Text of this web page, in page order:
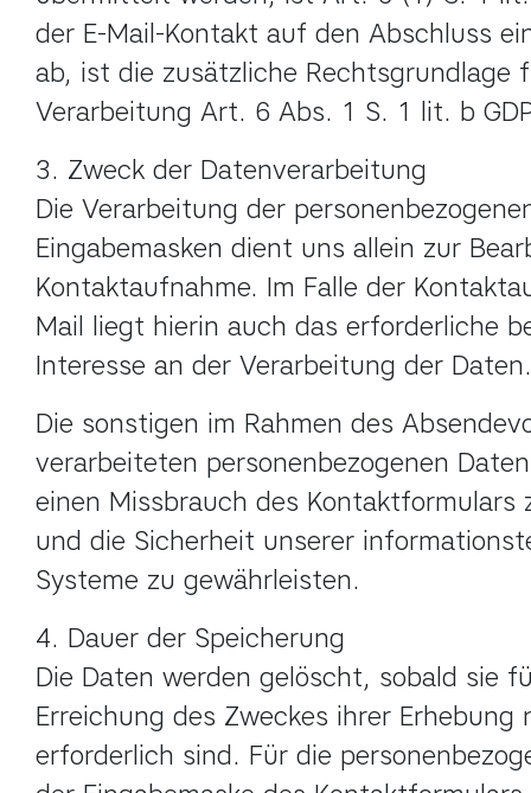
der E-Mail-Kontakt auf den Abschluss
ab, ist die zusätzliche Rechtsgrundlage
Verarbeitung Art. 6 Abs. 1 S. 1 lit. b
3. Zweck der Datenverarbeitung
Die Verarbeitung der
Eingabemasken dient uns allein zur
Kontaktaufnahme. Im Falle der
Mail liegt hierin auch das erforderliche
Interesse an der Verarbeitung der Daten.
Die sonstigen im Rahmen des
verarbeiteten personenbezogenen
einen Missbrauch des Kontaktformulars
und die Sicherheit unserer
Systeme zu gewährleisten.
4. Dauer der Speicherung
Die Daten werden gelöscht, sobald sie
Erreichung des Zweckes ihrer Erhebung
erforderlich sind. Für die